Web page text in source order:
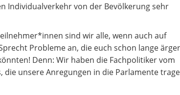
Individualverkehr von der Bevölkerung sehr
sind wir alle, wenn auch auf
Probleme an, die euch schon lange
Denn: Wir haben die Fachpolitiker vom
unsere Anregungen in die Parlamente